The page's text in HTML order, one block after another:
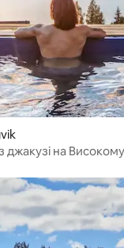
джакузі на